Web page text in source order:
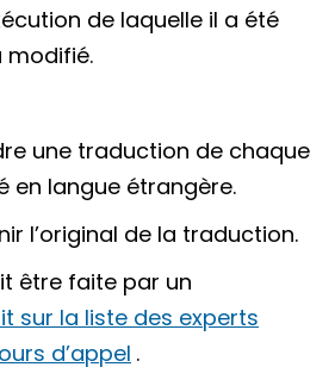
de laquelle il a été
modifié.
une traduction de chaque
en langue étrangère.
l’original de la traduction.
être faite par un
sur la liste des experts
d’appel .